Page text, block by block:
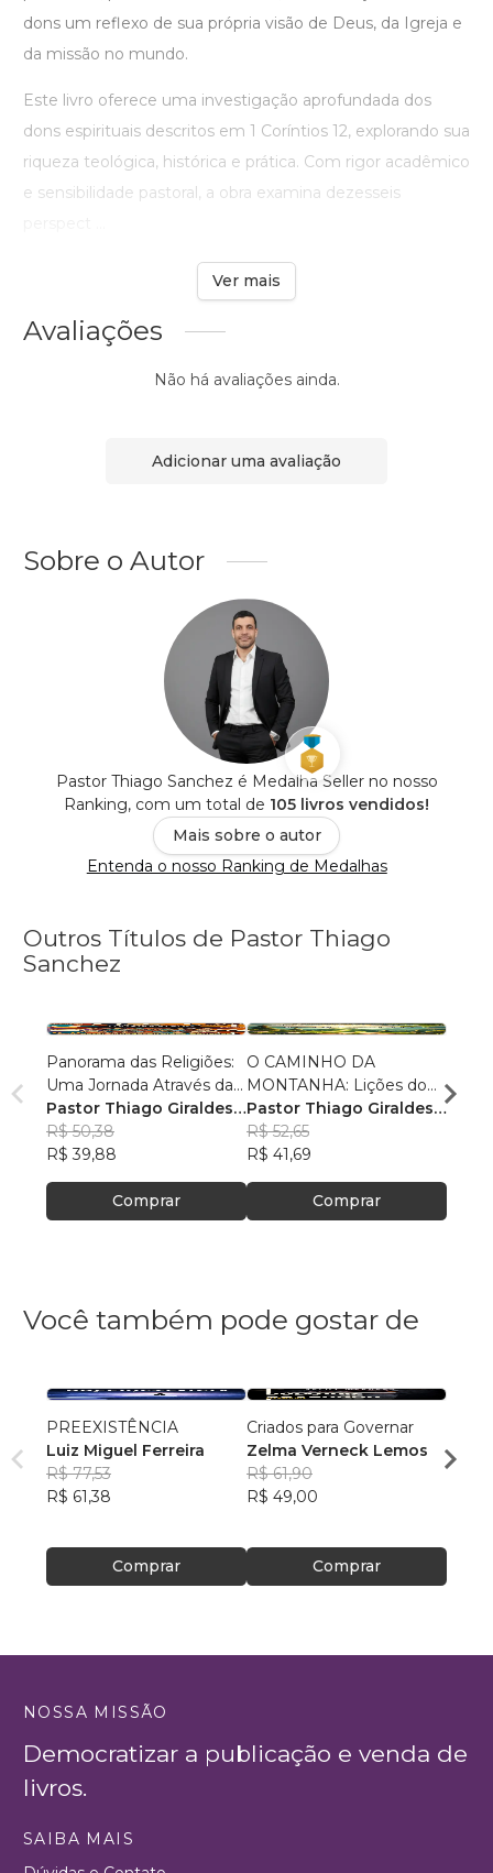
dons um reflexo de sua própria visão de Deus, da Igreja e
da missão no mundo.
Este livro oferece uma investigação aprofundada dos
dons espirituais descritos em 1 Coríntios 12, explorando sua
riqueza teológica, histórica e prática. Com rigor acadêmico
e sensibilidade pastoral, a obra examina dezesseis
Ver mais
Avaliações
Não há avaliações ainda.
Adicionar uma avaliação
Sobre o Autor
Pastor Thiago Sanchez é Medalha Seller no nosso
Ranking, com um total de 105 livros vendidos!
Mais sobre o autor
Entenda o nosso Ranking de Medalhas
Outros Títulos de Pastor Thiago
Sanchez
Panorama das Religiões:
Uma Jornada Através da
Diversidade Espiritual
Pastor Thiago Giraldes
Sanchez
R$ 50,38
R$ 39,88
Comprar
O CAMINHO DA
MONTANHA: Lições do
Sermão de Jesus
Pastor Thiago Giraldes
Sanchez
R$ 52,65
R$ 41,69
Comprar
O
no
Você também pode gostar de
PREEXISTÊNCIA
Luiz Miguel Ferreira
R$ 77,53
R$ 61,38
Comprar
Criados para Governar
Zelma Verneck Lemos
R$ 61,90
R$ 49,00
Comprar
R$
NOSSA MISSÃO
Democratizar a publicação e venda de
livros.
SAIBA MAIS